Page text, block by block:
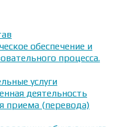
обеспечение и
процесса.
услуги
деятельность
приема (перевода)